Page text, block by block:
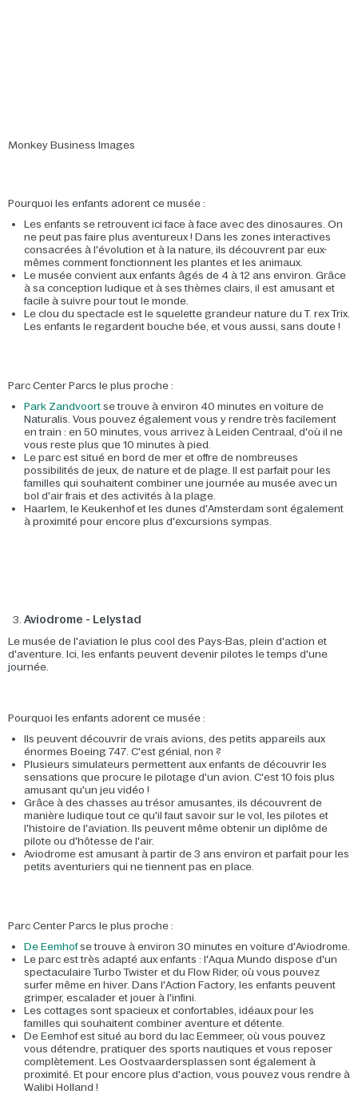
Monkey Business Images
Pourquoi les enfants adorent ce musée :
Les enfants se retrouvent ici face à face avec des dinosaures. On
ne peut pas faire plus aventureux ! Dans les zones interactives
consacrées à l'évolution et à la nature, ils découvrent par eux-
mêmes comment fonctionnent les plantes et les animaux.
Le musée convient aux enfants âgés de 4 à 12 ans environ. Grâce
à sa conception ludique et à ses thèmes clairs, il est amusant et
facile à suivre pour tout le monde.
Le clou du spectacle est le squelette grandeur nature du T. rex Trix.
Les enfants le regardent bouche bée, et vous aussi, sans doute !
Parc Center Parcs le plus proche :
Park Zandvoort se trouve à environ 40 minutes en voiture de
Naturalis. Vous pouvez également vous y rendre très facilement
en train : en 50 minutes, vous arrivez à Leiden Centraal, d'où il ne
vous reste plus que 10 minutes à pied.
Le parc est situé en bord de mer et offre de nombreuses
possibilités de jeux, de nature et de plage. Il est parfait pour les
familles qui souhaitent combiner une journée au musée avec un
bol d'air frais et des activités à la plage.
Haarlem, le Keukenhof et les dunes d'Amsterdam sont également
à proximité pour encore plus d'excursions sympas.
Aviodrome - Lelystad
Le musée de l'aviation le plus cool des Pays-Bas, plein d'action et
d'aventure. Ici, les enfants peuvent devenir pilotes le temps d'une
journée.
Pourquoi les enfants adorent ce musée :
Ils peuvent découvrir de vrais avions, des petits appareils aux
énormes Boeing 747. C'est génial, non ?
Plusieurs simulateurs permettent aux enfants de découvrir les
sensations que procure le pilotage d'un avion. C'est 10 fois plus
amusant qu'un jeu vidéo !
Grâce à des chasses au trésor amusantes, ils découvrent de
manière ludique tout ce qu'il faut savoir sur le vol, les pilotes et
l'histoire de l'aviation. Ils peuvent même obtenir un diplôme de
pilote ou d'hôtesse de l'air.
Aviodrome est amusant à partir de 3 ans environ et parfait pour les
petits aventuriers qui ne tiennent pas en place.
Parc Center Parcs le plus proche :
De Eemhofse trouve à environ 30 minutes en voiture d'Aviodrome.
Le parc est très adapté aux enfants : l'Aqua Mundo dispose d'un
spectaculaire Turbo Twister et du Flow Rider, où vous pouvez
surfer même en hiver. Dans l'Action Factory, les enfants peuvent
grimper, escalader et jouer à l'infini.
Les cottages sont spacieux et confortables, idéaux pour les
familles qui souhaitent combiner aventure et détente.
De Eemhof est situé au bord du lac Eemmeer, où vous pouvez
vous détendre, pratiquer des sports nautiques et vous reposer
complètement. Les Oostvaardersplassen sont également à
proximité. Et pour encore plus d'action, vous pouvez vous rendre à
Walibi Holland !